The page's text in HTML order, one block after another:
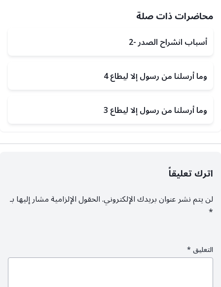
محاضرات ذات صلة
أسباب انشراح الصدر -2
وما أرسلنا من رسول إلا ليطاع 4
وما أرسلنا من رسول إلا ليطاع 3
اترك تعليقاً
لن يتم نشر عنوان بريدك الإلكتروني.الحقول الإلزامية مشار إليها بـ
*
التعليق*